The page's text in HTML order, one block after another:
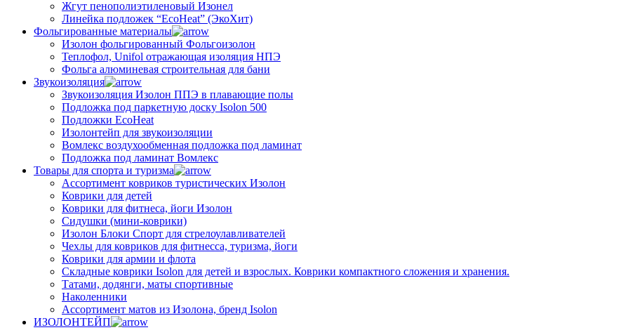
Жгут пенополиэтиленовый Изонел
Линейка подложек “EcoHeat” (ЭкоХит)
Фольгированные материалы
Изолон фольгированный Фольгоизолон
Теплофол, Unifol отражающая изоляция НПЭ
Фольга алюминевая строительная для бани
Звукоизоляция
Звукоизоляция Изолон ППЭ в плавающие полы
Подложка под паркетную доску Isolon 500
Подложки EcoHeat
Изолонтейп для звукоизоляции
Вомлекс воздухообменная подложка под ламинат
Подложка под ламинат Вомлекс
Товары для спорта и туризма
Ассортимент ковриков туристических Изолон
Коврики для детей
Коврики для фитнеса, йоги Изолон
Сидушки (мини-коврики)
Изолон Блоки Спорт для стрелоулавливателей
Чехлы для ковриков для фитнесса, туризма, йоги
Коврики для армии и флота
Складные коврики Isolon для детей и взрослых. Коврики компактного сложения и хранения.
Татами, додянги, маты спортивные
Наколенники
Ассортимент матов из Изолона, бренд Isolon
ИЗОЛОНТЕЙП